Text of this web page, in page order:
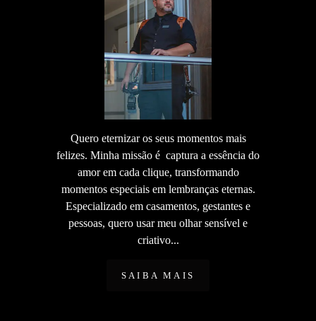
Quero eternizar os seus momentos mais
felizes. Minha missão é captura a essência do
amor em cada clique, transformando
momentos especiais em lembranças eternas.
Especializado em casamentos, gestantes e
pessoas, quero usar meu olhar sensível e
criativo...
SAIBA MAIS